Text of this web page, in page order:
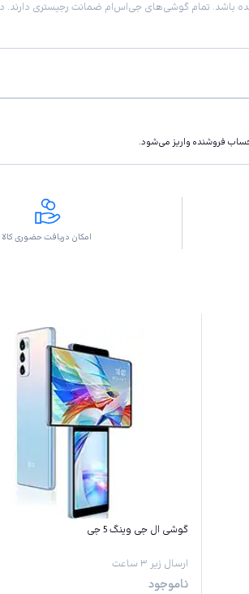
حساب فروشنده واريز مى‌شود.
امکان دریافت حضوری کالا
گوشی ال جی وینگ 5 جی
ارسال زیر ۳ ساعت
ناموجود